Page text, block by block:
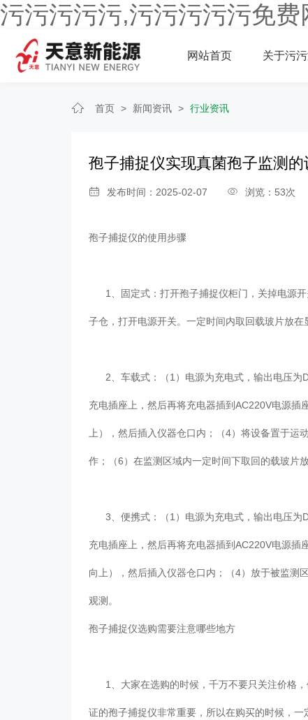
污污污污污,污污污污污免
网站首页 关于污
首页 > 新闻资讯 > 行业资讯
孢子捕捉仪实现真菌孢子监测的
发布时间：2025-02-07 浏览：53次
孢子捕捉仪的使用步骤
1、固定式：打开孢子捕捉仪柜门，关掉
子仓，打开电源开关。一定时间内取回载玻片放在显
2、车载式：（1）电源为充电式，输出电
充电插座上，然后再将充电器插到AC220V电源插
上），然后插入仪器仓口内；（4）将设备置于运
作；（6）在监测区域内一定时间下取回的载玻片放
3、便携式：（1）电源为充电式，输出
充电插座上，然后再将充电器插到AC220V电源插座
向上），然后插入仪器仓口内；（4）放于被监
观测。
孢子捕捉仪选购需要注意哪些地方
1、大家在选购的时候，千万不要只关注价格
证的孢子捕捉仪非常重要，所以在购买的时候，